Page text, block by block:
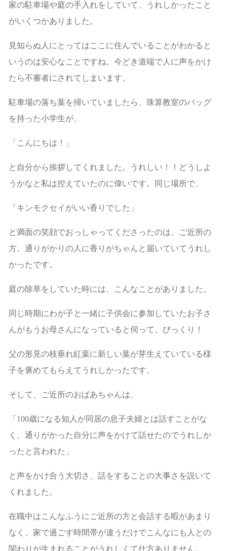
家の駐車場や庭の手入れをしていて、うれしかったこと
がいくつかありました。
見知らぬ人にとってはここに住んでいることがわかると
いうのは安心なことですね。今どき道端で人に声をかけ
たら不審者にされてしまいます。
駐車場の落ち葉を掃いていましたら、珠算教室のバッグ
を持った小学生が、
「こんにちは！」
と自分から挨拶してくれました。うれしい！！どうしよ
うかなと私は控えていたのに偉いです。同じ場所で、
「キンモクセイがいい香りでした」
と満面の笑顔でおっしゃってくださったのは、ご近所の
方。通りがかりの人に香りがちゃんと届いていてうれし
かったです。
庭の除草をしていた時には、こんなことがありました。
同じ時期にわが子と一緒に子供会に参加していたお子さ
んがもうお母さんになっていると伺って、びっくり！
父の形見の枝垂れ紅葉に新しい葉が芽生えていている様
子を褒めてもらえてうれしかったです。
そして、ご近所のおばあちゃんは、
「100歳になる知人が同居の息子夫婦とは話すことがな
く、通りがかった自分に声をかけて話せたのでうれしか
ったと言われた」
と声をかけ合う大切さ、話をすることの大事さを説いて
くれました。
在職中はこんなふうにご近所の方と会話する暇があまり
なく、家で過ごす時間帯が違うだけでこんなにも人との
関わりが生まれることがうれしくて仕方ありません。